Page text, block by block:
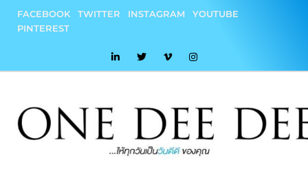
content
FACEBOOK TWITTER INSTAGRAM
YOUTUBE
PINTEREST